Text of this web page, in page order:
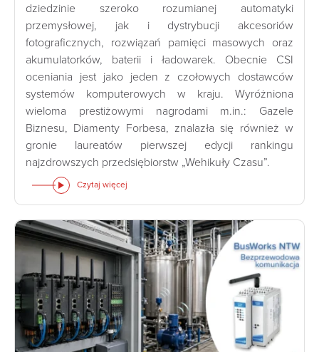
dziedzinie szeroko rozumianej automatyki
przemysłowej, jak i dystrybucji akcesoriów
fotograficznych, rozwiązań pamięci masowych oraz
akumulatorków, baterii i ładowarek. Obecnie CSI
oceniania jest jako jeden z czołowych dostawców
systemów komputerowych w kraju. Wyróżniona
wieloma prestiżowymi nagrodami m.in.: Gazele
Biznesu, Diamenty Forbesa, znalazła się również w
gronie laureatów pierwszej edycji rankingu
najzdrowszych przedsiębiorstw „Wehikuły Czasu”.
Czytaj więcej